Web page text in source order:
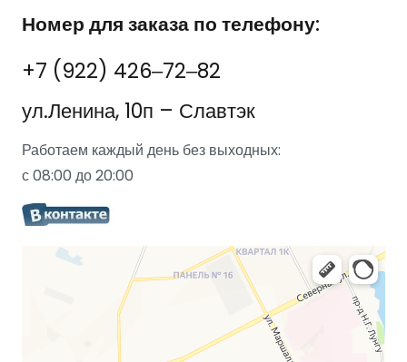
Номер для заказа по телефону:
+7 (922) 426‒72‒82
ул.Ленина, 10п – Славтэк
Работаем каждый день без выходных:
с 08:00 до 20:00